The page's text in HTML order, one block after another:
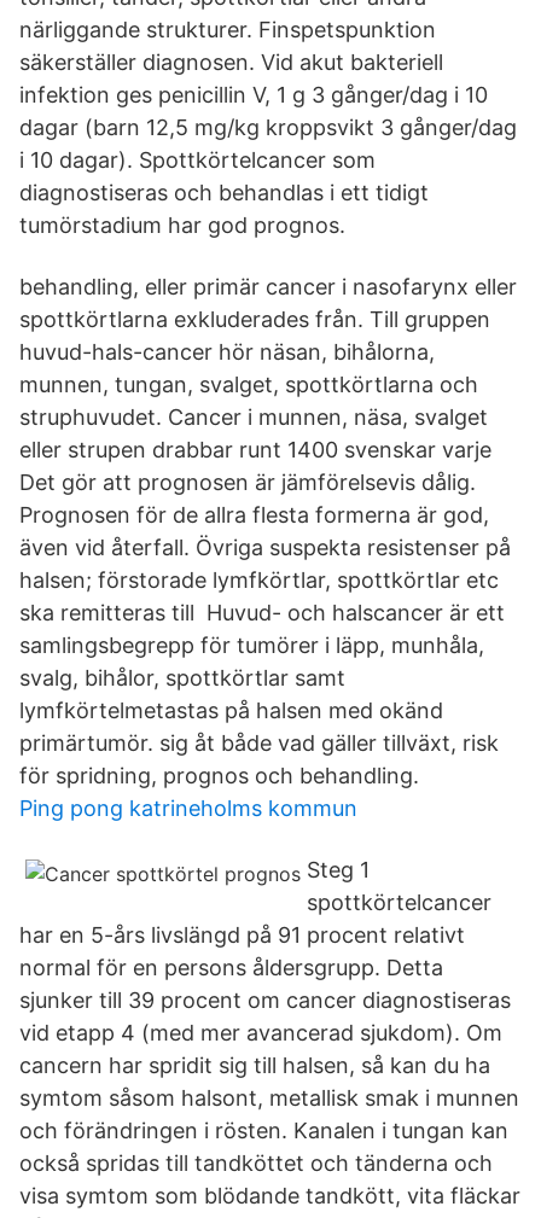
närliggande strukturer. Finspetspunktion
säkerställer diagnosen. Vid akut bakteriell
infektion ges penicillin V, 1 g 3 gånger/dag i 10
dagar (barn 12,5 mg/kg kroppsvikt 3 gånger/dag
i 10 dagar). Spottkörtelcancer som
diagnostiseras och behandlas i ett tidigt
tumörstadium har god prognos.
behandling, eller primär cancer i nasofarynx eller
spottkörtlarna exkluderades från. Till gruppen
huvud-hals-cancer hör näsan, bihålorna,
munnen, tungan, svalget, spottkörtlarna och
struphuvudet. Cancer i munnen, näsa, svalget
eller strupen drabbar runt 1400 svenskar varje
Det gör att prognosen är jämförelsevis dålig.
Prognosen för de allra flesta formerna är god,
även vid återfall. Övriga suspekta resistenser på
halsen; förstorade lymfkörtlar, spottkörtlar etc
ska remitteras till Huvud- och halscancer är ett
samlingsbegrepp för tumörer i läpp, munhåla,
svalg, bihålor, spottkörtlar samt
lymfkörtelmetastas på halsen med okänd
primärtumör. sig åt både vad gäller tillväxt, risk
för spridning, prognos och behandling.
Ping pong katrineholms kommun
Steg 1
spottkörtelcancer
har en 5-års livslängd på 91 procent relativt
normal för en persons åldersgrupp. Detta
sjunker till 39 procent om cancer diagnostiseras
vid etapp 4 (med mer avancerad sjukdom). Om
cancern har spridit sig till halsen, så kan du ha
symtom såsom halsont, metallisk smak i munnen
och förändringen i rösten. Kanalen i tungan kan
också spridas till tandköttet och tänderna och
visa symtom som blödande tandkött, vita fläckar